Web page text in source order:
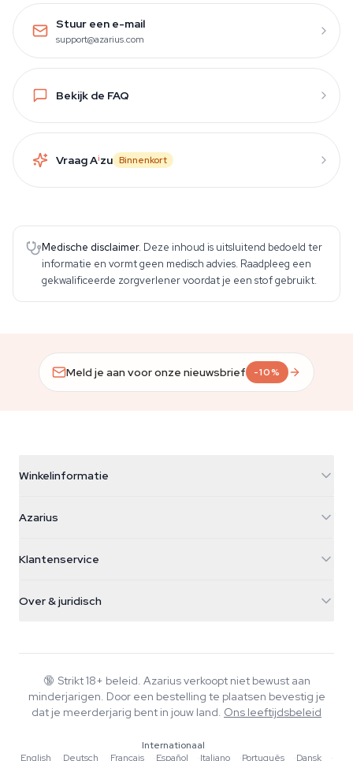
Stuur een e-mail
support@azarius.com
Bekijk de FAQ
Vraag Aizu Binnenkort
Medische disclaimer. Deze inhoud is uitsluitend bedoeld ter
informatie en vormt geen medisch advies. Raadpleeg een
gekwalificeerde zorgverlener voordat je een stof gebruikt.
Meld je aan voor onze nieuwsbrief -10%
Winkelinformatie
Galvaniweg 11
Nederland
+31(0)204897914
Azarius
Smokeshop
Klantenservice
Retourbeleid
Veelgestelde vragen
Privacybeleid
Over & juridisch
Wiki
Schrijvers
Tools & Calculators
🔞 Strikt 18+ beleid. Azarius verkoopt niet bewust aan
minderjarigen. Door een bestelling te plaatsen bevestig je
dat je meerderjarig bent in jouw land. Ons leeftijdsbeleid
Internationaal
English
·Deutsch ·Français ·Español ·Italiano ·Português ·Dansk ·